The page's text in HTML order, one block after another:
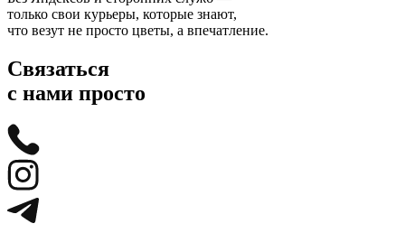
только свои курьеры, которые знают,
что везут не просто цветы, а впечатление.
Связаться
с нами просто